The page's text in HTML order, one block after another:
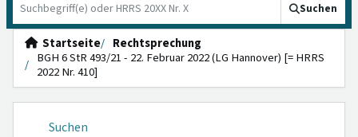
Suchen
Startseite
Rechtsprechung
BGH 6 StR 493/21 - 22. Februar 2022 (LG Hannover) [= HRRS
2022 Nr. 410]
Suchen